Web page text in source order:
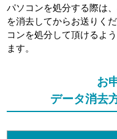
パソコンを処分する際は
を消去してからお送りく
コンを処分して頂けるよ
ます。
お
データ消去